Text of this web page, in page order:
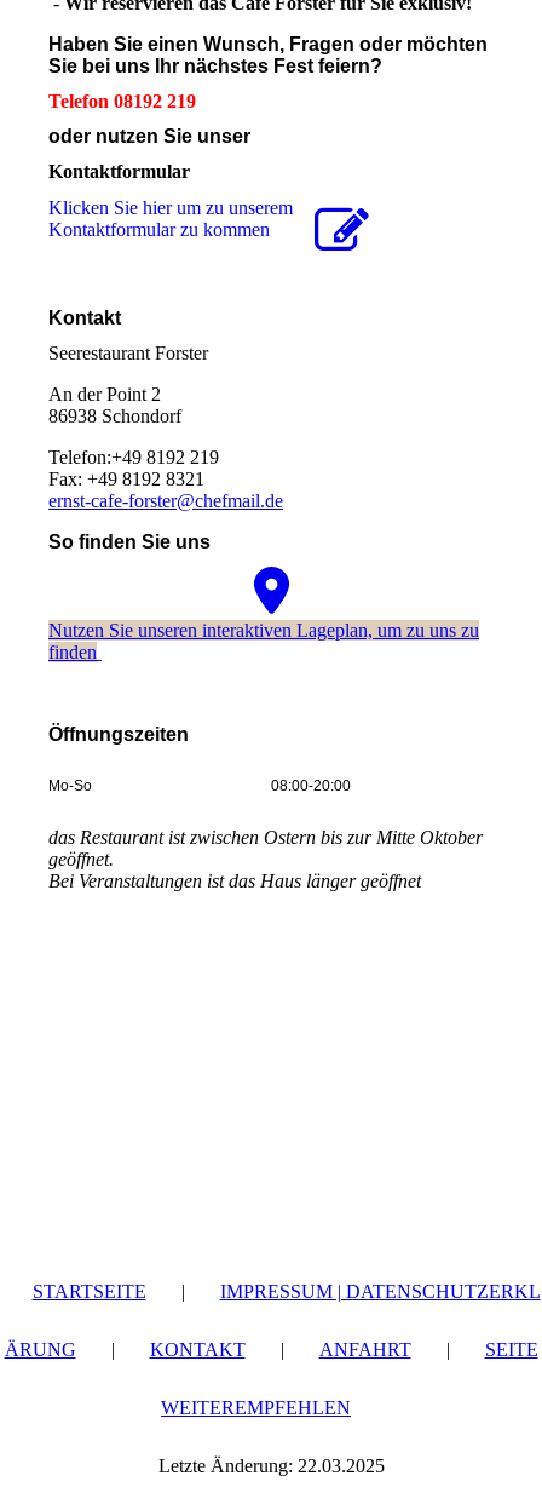
Haben Sie einen Wunsch, Fragen oder möchten
Sie bei uns Ihr nächstes Fest feiern?
Telefon 08192 219
oder nutzen Sie unser
Kontaktformular
Klicken Sie hier um zu unserem
Kon­takt­for­mu­lar zu kommen
Kontakt
Seerestaurant Forster
An der Point 2
86938 Schondorf
Telefon:+49 8192 219
Fax: +49 8192 8321
ernst-cafe-forster@chefmail.de
So finden Sie uns
Nutzen Sie unseren interaktiven La­ge­plan, um zu uns zu
finden
Öffnungszeiten
Mo-So 08:00-20:00
das Restaurant ist zwischen Ostern bis zur Mitte Oktober
geöffnet.
Bei Veranstaltungen ist das Haus länger geöffnet
STARTSEITE | IMPRESSUM | DATENSCHUTZERKL
ÄRUNG | KONTAKT | ANFAHRT | SEITE
WEITEREMPFEHLEN
Letzte Änderung: 22.03.2025